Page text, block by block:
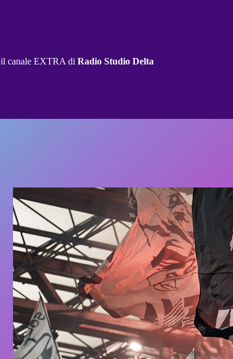
il canale EXTRA di Radio Studio Delta